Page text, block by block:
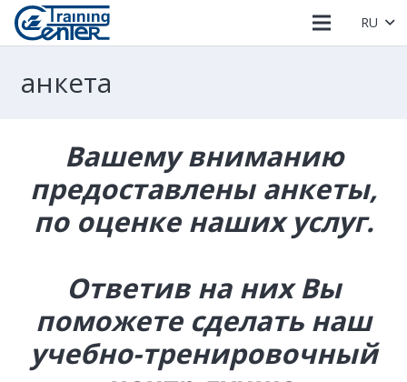
RU
анкета
Вашему вниманию
предоставлены анкеты,
по оценке наших услуг.
Ответив на них Вы
поможете сделать наш
учебно-тренировочный